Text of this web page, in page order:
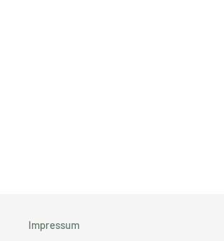
Impressum